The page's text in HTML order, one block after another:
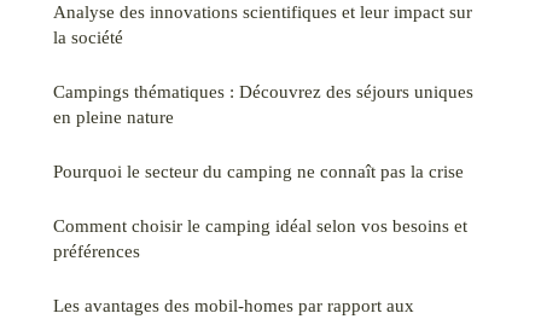
Analyse des innovations scientifiques et leur impact sur
la société
Campings thématiques : Découvrez des séjours uniques
en pleine nature
Pourquoi le secteur du camping ne connaît pas la crise
Comment choisir le camping idéal selon vos besoins et
préférences
Les avantages des mobil-homes par rapport aux